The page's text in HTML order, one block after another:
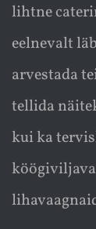
lihtne
eelnevalt
arvestada
tellida
kui ka